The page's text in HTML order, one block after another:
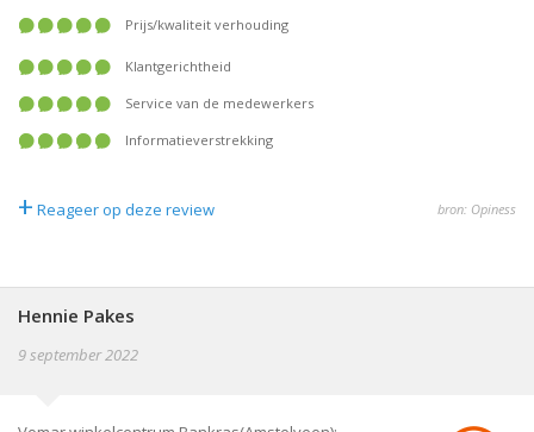
prijs/kwaliteit verhouding
klantgerichtheid
service van de medewerkers
informatieverstrekking
+ Reageer op deze review bron: Opiness
Hennie Pakes
9 september 2022